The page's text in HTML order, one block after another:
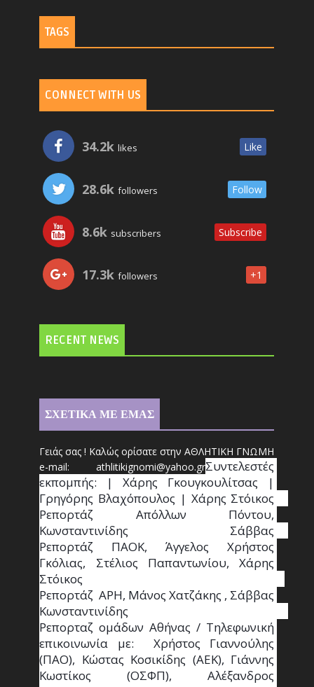
TAGS
CONNECT WITH US
34.2k likes Like
28.6k followers Follow
8.6k subscribers Subscribe
17.3k followers +1
RECENT NEWS
ΣΧΕΤΙΚΑ ΜΕ ΕΜΑΣ
Γειάς σας ! Καλώς ορίσατε στην ΑΘΛΗΤΙΚΗ ΓΝΩΜΗ
e-mail: athlitikignomi@yahoo.grΣυντελεστές
εκπομπής: | Χάρης Γκουγκουλίτσας |
Γρηγόρης Βλαχόπουλος | Χάρης Στόικος
Ρεπορτάζ Απόλλων Πόντου,
Κωνσταντινίδης   Σάββας
Ρεπορτάζ ΠΑΟΚ, Άγγελος Χρήστος
Γκόλιας, Στέλιος Παπαντωνίου, Χάρης
Στόικος
Ρεπορτάζ  ΑΡΗ, Μάνος Χατζάκης , Σάββας
Κωνσταντινίδης
Ρεπορταζ ομάδων Αθήνας / Τηλεφωνική
επικοινωνία με:  Χρήστος Γιαννούλης
(ΠΑΟ), Κώστας Κοσικίδης (ΑΕΚ), Γιάννης
Κωστίκος (ΟΣΦΠ), Αλέξανδρος